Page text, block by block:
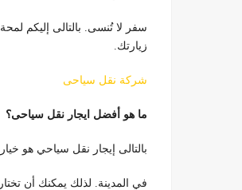
سفر لا تُنسى. بالتالى إليكم
زيارتك.
شركة نقل سياحى
ما هو أفضل ايجار نقل سياحى؟
بالتالى إيجار نقل سياحي هو
في المدينة. لذلك يمكنك أن